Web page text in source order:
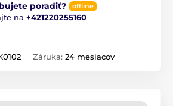
poradiť? offline
na +421220255160
Záruka: 24 mesiacov